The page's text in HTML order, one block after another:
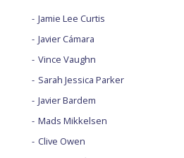
Jamie Lee Curtis
Javier Cámara
Vince Vaughn
Sarah Jessica Parker
Javier Bardem
Mads Mikkelsen
Clive Owen